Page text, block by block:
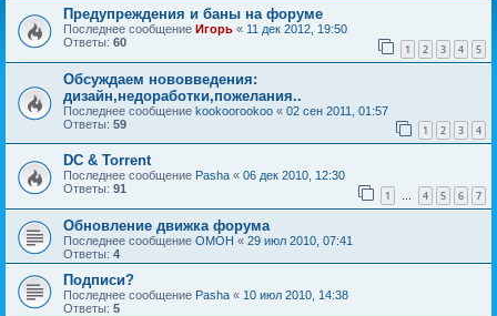
Предупреждения и баны на форуме
Последнее сообщение Игорь « 11 дек 2012, 19:50
Ответы: 60 1 2 3 4 5
Обсуждаем нововведения:
дизайн,недоработки,пожелания..
Последнее сообщение kookoorookoo « 02 сен 2011, 01:57
Ответы: 59 1 2 3 4
DC & Torrent
Последнее сообщение Pasha « 06 дек 2010, 12:30
Ответы: 91 1 … 4 5 6 7
Обновление движка форума
Последнее сообщение OMOH « 29 июл 2010, 07:41
Ответы: 4
Подписи?
Последнее сообщение Pasha « 10 июл 2010, 14:38
Ответы: 5